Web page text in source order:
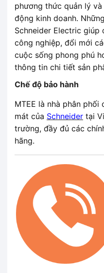
phương thức quản lý
động kinh doanh.
Schneider Electric giúp
công nghiệp, đổi mới
cuộc sống phong phú
thông tin chi tiết sản
Chế độ bảo hành
MTEE là nhà phân
mát của Schneider tại
trường, đầy đủ các
hãng.